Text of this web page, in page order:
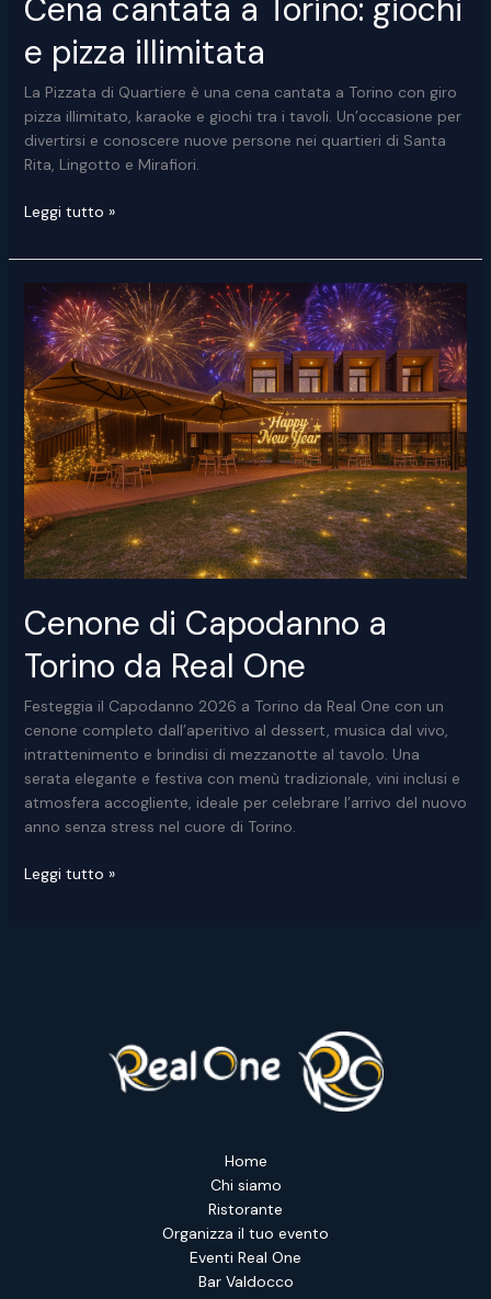
Cena cantata a Torino: giochi
e pizza illimitata
La Pizzata di Quartiere è una cena cantata a Torino con giro
pizza illimitato, karaoke e giochi tra i tavoli. Un’occasione per
divertirsi e conoscere nuove persone nei quartieri di Santa
Rita, Lingotto e Mirafiori.
Cena
a
Torino:
giochi
e
pizza
illimitata
Leggi tutto »
Cenone di Capodanno a
Torino da Real One
Festeggia il Capodanno 2026 a Torino da Real One con un
cenone completo dall’aperitivo al dessert, musica dal vivo,
intrattenimento e brindisi di mezzanotte al tavolo. Una
serata elegante e festiva con menù tradizionale, vini inclusi e
atmosfera accogliente, ideale per celebrare l’arrivo del nuovo
anno senza stress nel cuore di Torino.
Cenone
Leggi tutto »
Home
Chi siamo
Ristorante
Organizza il tuo evento
Eventi Real One
Bar Valdocco